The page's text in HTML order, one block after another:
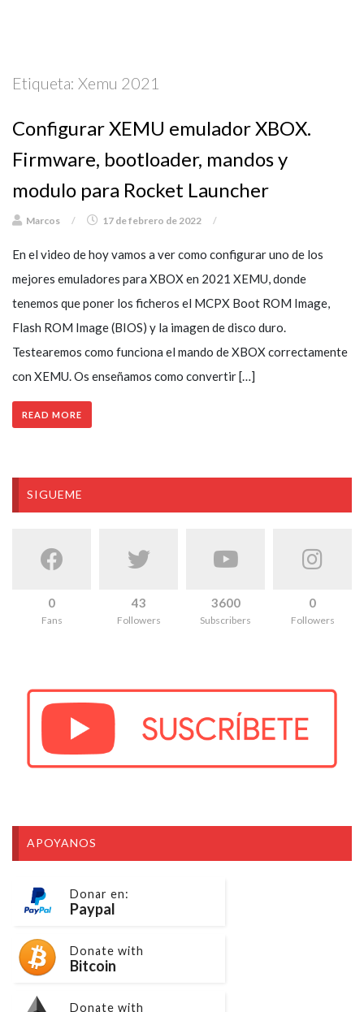
Etiqueta: Xemu 2021
Configurar XEMU emulador XBOX.
Firmware, bootloader, mandos y
modulo para Rocket Launcher
Marcos / 17 de febrero de 2022 /
En el video de hoy vamos a ver como configurar uno de los
mejores emuladores para XBOX en 2021 XEMU, donde
tenemos que poner los ficheros el MCPX Boot ROM Image,
Flash ROM Image (BIOS) y la imagen de disco duro.
Testearemos como funciona el mando de XBOX correctamente
con XEMU. Os enseñamos como convertir […]
READ MORE
SIGUEME
0
Fans
43
Followers
3600
Subscribers
0
Followers
APOYANOS
Donar en:
Paypal
Donate with
Bitcoin
Donate with